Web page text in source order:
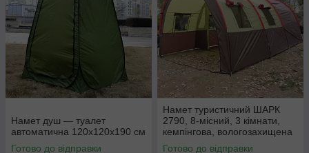
Намет душ — туалет
автоматична 120х120х190 см
Готово до відправки
Намет туристичний ШАРК
2790, 8-місний, 3 кімнати,
кемпінгова, вологозахищена
Готово до відправки